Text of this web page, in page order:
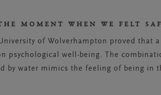
MOMENT WHEN WE FELT
of Wolverhampton proved that
psychological well-being. The
by water mimics the feeling of being in